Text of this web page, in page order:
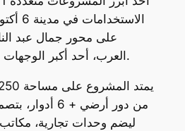
على محور جمال عبد
العرب، أحد أكبر الوجهات التجارية في المنطقة.
من دور أرضي +